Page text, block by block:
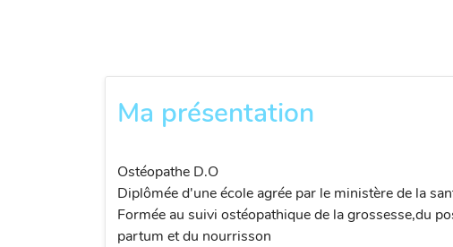
Ma présentation
Ostéopathe D.O
Diplômée d'une école agrée par le ministère de la
Formée au suivi ostéopathique de la grossesse,du
partum et du nourrisson